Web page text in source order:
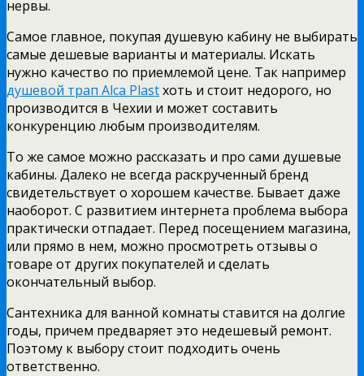
нервы.
Самое главное, покупая душевую кабину не выбирать
самые дешевые варианты и материалы. Искать
нужно качество по приемлемой цене. Так например
душевой трап Alca Plastхоть и стоит недорого, но
производится в Чехии и может составить
конкуренцию любым производителям.
То же самое можно рассказать и про сами душевые
кабины. Далеко не всегда раскрученный бренд
свидетельствует о хорошем качестве. Бывает даже
наоборот. С развитием интернета проблема выбора
практически отпадает. Перед посещением магазина,
или прямо в нем, можно просмотреть отзывы о
товаре от других покупателей и сделать
окончательный выбор.
Сантехника для ванной комнаты ставится на долгие
годы, причем предваряет это недешевый ремонт.
Поэтому к выбору стоит подходить очень
ответственно.